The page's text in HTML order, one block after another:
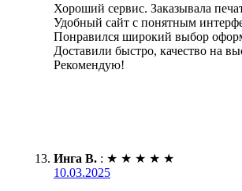
Хороший сервис. Заказывала
Удобный сайт с понятным
Понравился широкий выбор
Доставили быстро, качество на
Рекомендую!
Инга В. : ★ ★ ★ ★ ★
10.03.2025